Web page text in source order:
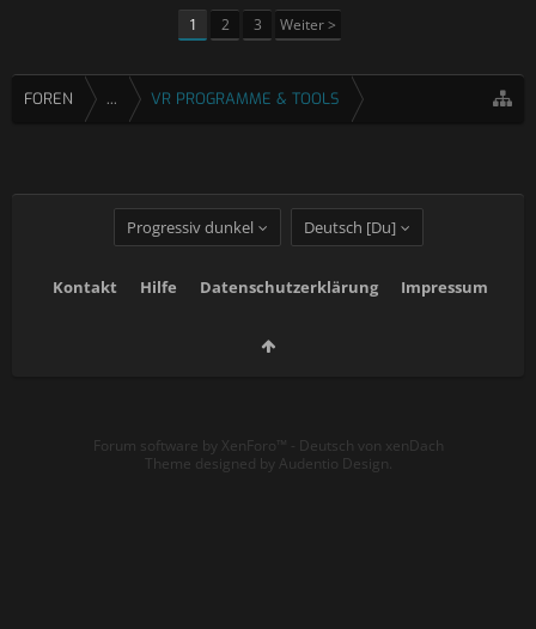
1
2 3 Weiter >
FOREN ... VR PROGRAMME & TOOLS
Progressiv dunkel Deutsch [Du]
Kontakt Hilfe Datenschutzerklärung Impressum
Forum software by XenForo™ - Deutsch von xenDach
Theme designed by Audentio Design.